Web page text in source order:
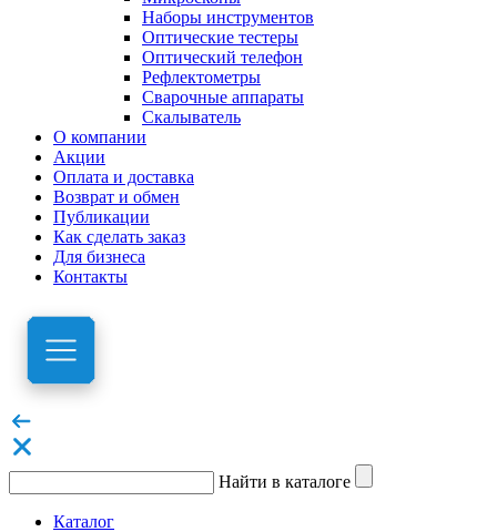
Наборы инструментов
Оптические тестеры
Оптический телефон
Рефлектометры
Сварочные аппараты
Скалыватель
О компании
Акции
Оплата и доставка
Возврат и обмен
Публикации
Как сделать заказ
Для бизнеса
Контакты
Найти в каталоге
Каталог